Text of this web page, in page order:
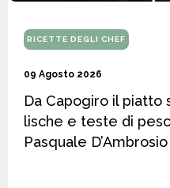
RICETTE DEGLI CHEF
09 Agosto 2026
Da Capogiro il piatto
lische e teste di
Pasquale D’Ambrosio